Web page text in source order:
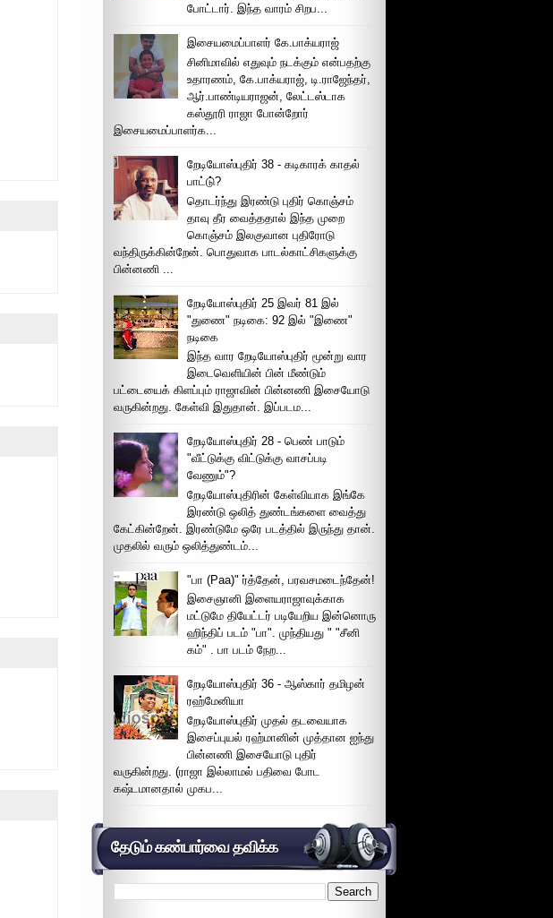
போட்டார். இந்த வாரம் சிறப...
இசையமைப்பாளர் கே.பாக்யராஜ்
சினிமாவில் எதுவும் நடக்கும் என்பதற்கு
உதாரணம், கே.பாக்யராஜ், டி.ராஜேந்தர்,
ஆர்.பாண்டியராஜன், லேட்டஸ்டாக
கஸ்தூரி ராஜா போன்றோர்
இசையமைப்பாளர்க...
றேடியோஸ்புதிர் 38 - கடிகாரக் காதல்
பாட்டு்?
தொடர்ந்து இரண்டு புதிர் கொஞ்சம்
தாவு தீர வைத்ததால் இந்த முறை
கொஞ்சம் இலகுவான புதிரோடு
வந்திருக்கின்றேன். பொதுவாக பாடல்காட்சிகளுக்கு
பின்னணி ...
றேடியோஸ்புதிர் 25 இவர் 81 இல்
"துணை" நடிகை: 92 இல் "இணை"
நடிகை
இந்த வார றேடியோஸ்புதிர் மூன்று வார
இடைவெளியின் பின் மீண்டும்
பட்டையைக் கிளப்பும் ராஜாவின் பின்னணி இசையோடு
வருகின்றது. கேள்வி இதுதான். இப்படம...
றேடியோஸ்புதிர் 28 - பெண் பாடும்
"வீட்டுக்கு விட்டுக்கு வாசப்படி
வேணும்"?
றேடியோஸ்புதிரின் கேள்வியாக இங்கே
இரண்டு ஒலித் துண்டங்களை வைத்து
கேட்கின்றேன். இரண்டுமே ஒரே படத்தில் இருந்து தான்.
முதலில் வரும் ஒலித்துண்டம்...
"பா (Paa)" ர்த்தேன், பரவசமடைந்தேன்!
இசைஞானி இளையராஜாவுக்காக
மட்டுமே தியேட்டர் படியேறிய இன்னொரு
ஹிந்திப் படம் "பா". முந்தியது " "சீனி
கம்" . பா படம் நேற...
றேடியோஸ்புதிர் 36 - ஆஸ்கார் தமிழன்
ரஹ்மேனியா
றேடியோஸ்புதிர் முதல் தடவையாக
இசைப்புயல் ரஹ்மானின் முத்தான ஐந்து
பின்னணி இசையோடு புதிர்
வருகின்றது. (ராஜா இல்லாமல் பதிவை போட
கஷ்டமானதால் முகப...
தேடும் கண்பார்வை தவிக்க